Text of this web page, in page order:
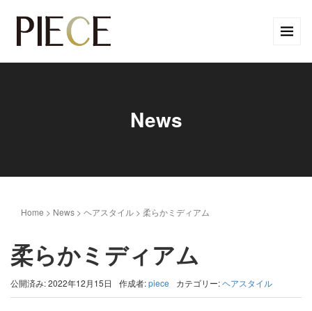
News
Home > News > ヘアスタイル > 柔らかミディアム
柔らかミディアム
公開済み: 2022年12月15日 作成者:piece カテゴリー:ヘアスタイル